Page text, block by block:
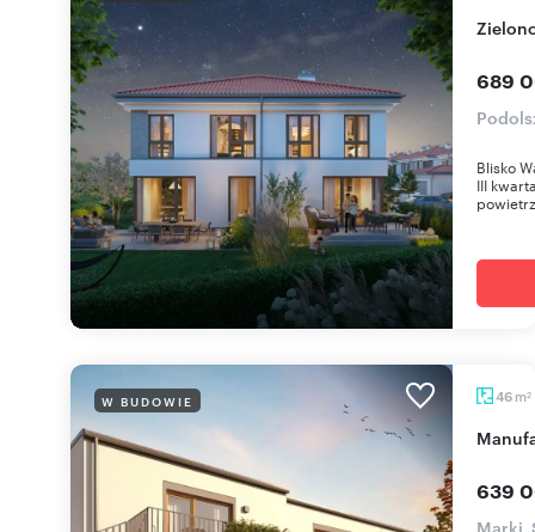
689
Blisko
III
W BUDOWIE 46 m2
639
Marki,